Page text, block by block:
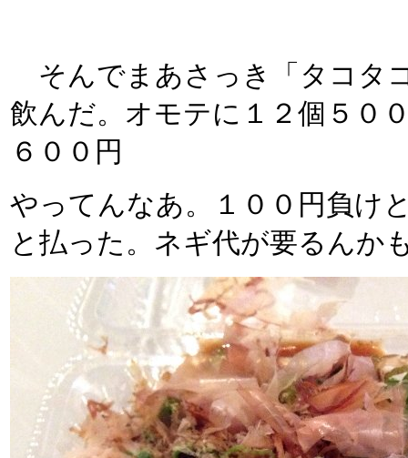
そんでまあさっき「タコタ
飲んだ。オモテに１２個５０
６００円
やってんなあ。１００円負け
と払った。ネギ代が要るんか